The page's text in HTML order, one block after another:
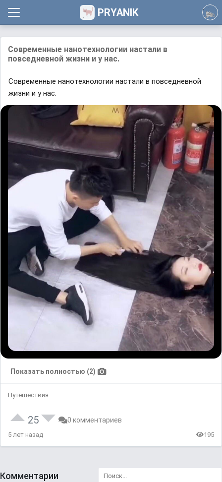
PRYANIK
Современные нанотехнологии настали в
повседневной жизни и у нас.
Современные нанотехнологии настали в повседневной
жизни и у нас.
Показать полностью (2)
Путешествия
25 0 комментариев
5 лет назад 195
Комментарии